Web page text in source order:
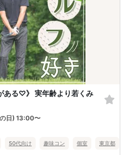
ある♡》 実年齢より若くみ
日) 13:00〜
50代向け 趣味コン 個室 東京都